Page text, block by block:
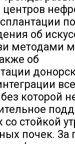
об
методами
об
которой
стойкой
почек. За